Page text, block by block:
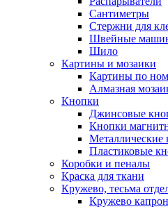
Сантиметры
Стержни для
Швейные
Шило
Картины и мозаики
Картины по
Алмазная
Кнопки
Джинсовые
Кнопки
Металлические
Пластиковые
Коробки и пеналы
Краска для ткани
Кружево, тесьма
Кружево капрон